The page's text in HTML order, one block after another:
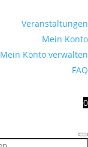
Veranstaltungen
Mein Konto
Mein Konto verwalten
FAQ
0